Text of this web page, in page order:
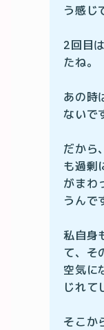
う感じ
2回目
たね。
あの時
ないで
だから
も過剰
がまわ
うんで
私自身
て、そ
空気に
じれて
そこか